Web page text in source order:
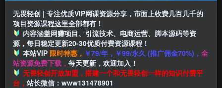
首页 创业课程 会员专属 正文
付费阅读
无畏轻创 | 专注优质VIP网课资源分享，市面上收费几百几千的
项目资源课程这里全部都有！
内容涵盖网赚项目、引流技术、电商运营、脚本源码等资
源，每日稳定更新20-30优质付费资源课程！
本站VIP 限时特惠， ￥79/年，￥99/永久 (推广佣金70%)， 全
站资源免费下载， 每天更新，欢迎加入！
无畏轻创开放加盟，搭建一个和无畏轻创一样的知识付费平
台， 站长微信：www131478901